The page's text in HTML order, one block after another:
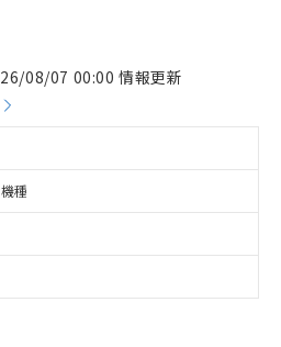
08/07 00:00 情報更新
種